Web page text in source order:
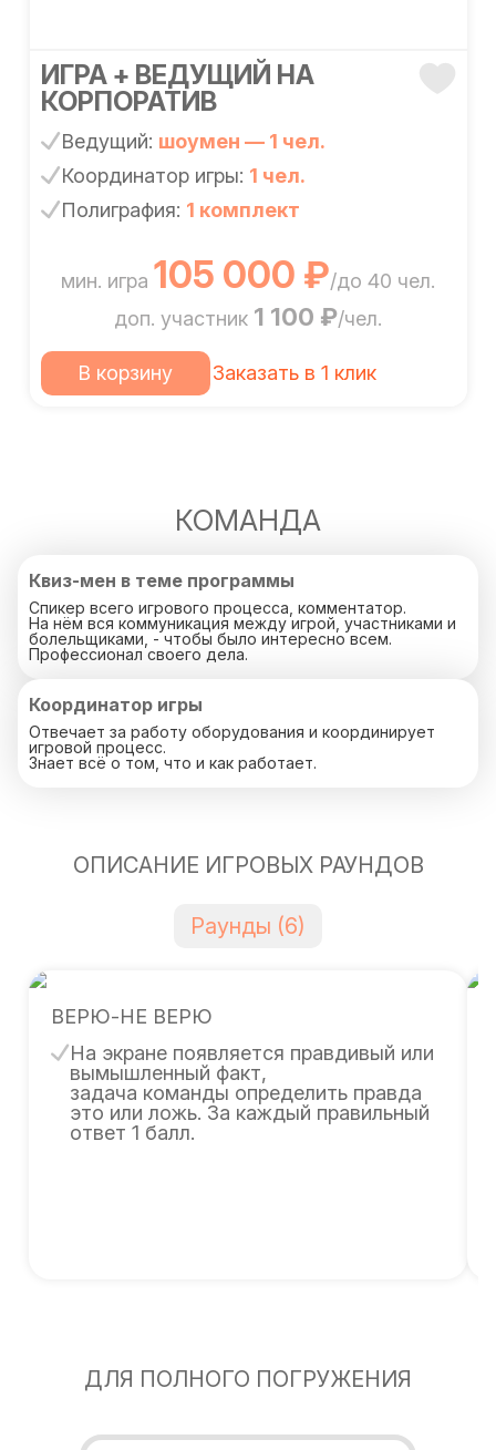
ИГРА + ВЕДУЩИЙ НА
КОРПОРАТИВ
Ведущий: шоумен — 1 чел.
Координатор игры: 1 чел.
Полиграфия: 1 комплект
мин. игра 105 000 ₽/до 40 чел.
доп. участник 1 100 ₽/чел.
В корзину Заказать в 1 клик
КОМАНДА
Квиз-мен в теме программы
Спикер всего игрового процесса, комментатор.
На нём вся коммуникация между игрой, участниками и
болельщиками, - чтобы было интересно всем.
Профессионал своего дела.
Координатор игры
Отвечает за работу оборудования и координирует
игровой процесс.
Знает всё о том, что и как работает.
ОПИСАНИЕ ИГРОВЫХ РАУНДОВ
Раунды (6)
ВЕРЮ-НЕ ВЕРЮ
На экране появляется правдивый или
вымышленный факт,
задача команды определить правда
это или ложь. За каждый правильный
ответ 1 балл.
ДЛЯ ПОЛНОГО ПОГРУЖЕНИЯ